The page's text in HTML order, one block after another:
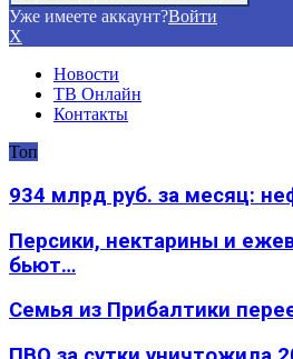
Уже имеете аккаунт?Войти
X
Новости
ТВ Онлайн
Контакты
Топ
934 млрд руб. за месяц:
Персики, нектарины и
бьют…
Семья из Прибалтики